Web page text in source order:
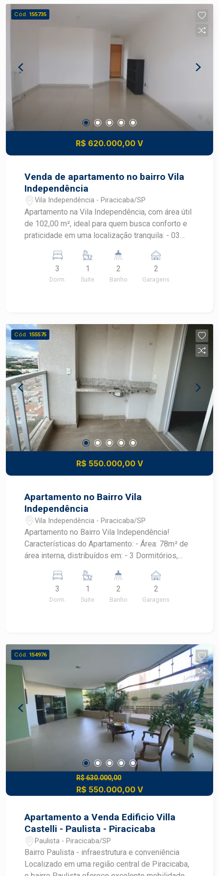
Cód. 155735
R$ 620.000,00 V
Venda de apartamento no bairro Vila
Independência
Vila Independência - Piracicaba/SP
Apartamento na Vila Independência, com área útil
de 102,00 m², ideal para quem busca conforto e
praticidade em uma localização tranquila: - 03
ambientes; - Cozinha planejada; - Lavanderia com
despensa; - 02 vagas de garagem Agende uma
3
Dorm.
1
Suite
2
Banho
2
Garagens
Cód. 155575
R$ 550.000,00 V
Apartamento no Bairro Vila
Independência
Vila Independência - Piracicaba/SP
Apartamento no Bairro Vila Independência!
Características do Apartamento: - Área: 78m² de
área interna, distribuídos em: - 3 Dormitórios,
Sacada: - Elevador Amenidades do Prédio: -
Rooftop: espaço de lazer com vista incrível para
a cidade, perfeito para relaxar e socializar
a principais vias da cidade
3
Dorm.
1
Suite
2
Banho
2
Garagens
Cód. 154976
R$ 630.000,00
R$ 550.000,00 V
Apartamento a Venda Edificio Villa
Castelli - Paulista - Piracicaba
Paulista - Piracicaba/SP
Bairro Paulista - infraestrutura e conveniência
Localizado em uma região central de Piracicaba,